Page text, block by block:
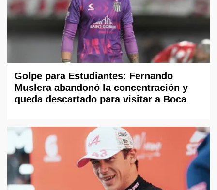
Golpe para Estudiantes: Fernando
Muslera abandonó la concentración y
queda descartado para visitar a Boca